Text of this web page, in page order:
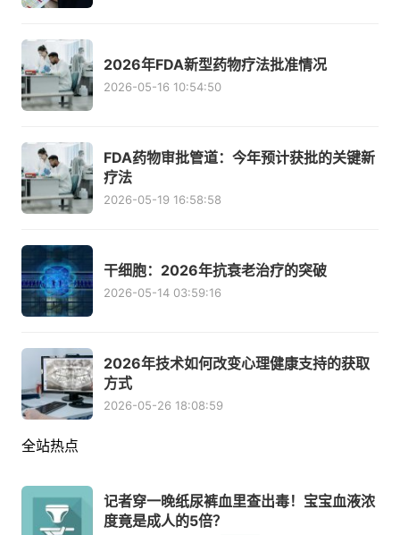
2026年FDA新型药物疗法批准情况
2026-05-16 10:54:50
FDA药物审批管道：今年预计获批的关键新
疗法
2026-05-19 16:58:58
干细胞：2026年抗衰老治疗的突破
2026-05-14 03:59:16
2026年技术如何改变心理健康支持的获取
方式
2026-05-26 18:08:59
全站热点
记者穿一晚纸尿裤血里查出毒！宝宝血液浓
度竟是成人的5倍？